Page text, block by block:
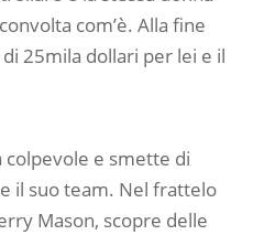
com’è. Alla fine
25mila dollari per lei e il
colpevole e smette di
il suo team. Nel frattelo
Mason, scopre delle